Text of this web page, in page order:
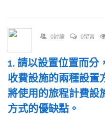
0討論 0留言
1. 請以設置位置而分
收費設施的兩種設置
將使用的旅程計費設
方式的優缺點。